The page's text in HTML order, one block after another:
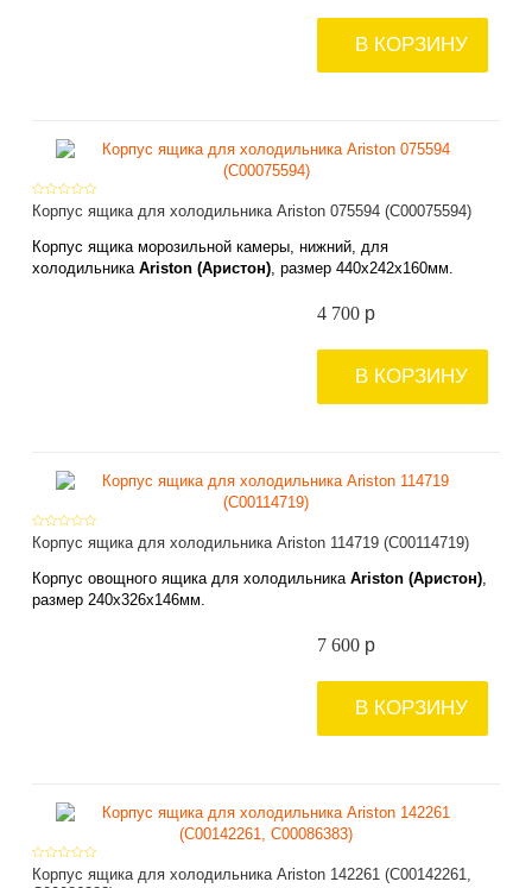
В КОРЗИНУ
Корпус ящика для холодильника Ariston 075594 (C00075594)
Корпус ящика морозильной камеры, нижний, для
холодильника Ariston (Аристон) , размер 440х242х160мм
4 700 p
В КОРЗИНУ
Корпус ящика для холодильника Ariston 114719 (C00114719)
Корпус овощного ящика для холодильника Ariston (Аристон)
размер 240х326х146мм
7 600 p
В КОРЗИНУ
Корпус ящика для холодильника Ariston 142261 (C00142261,